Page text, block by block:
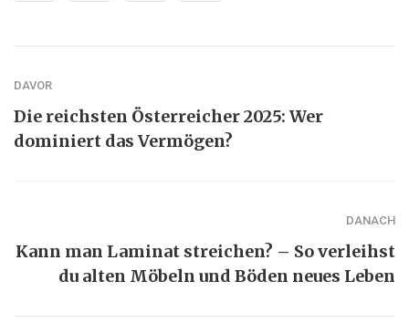
DAVOR
Die reichsten Österreicher 2025: Wer
dominiert das Vermögen?
DANACH
Kann man Laminat streichen? – So verleihst
du alten Möbeln und Böden neues Leben